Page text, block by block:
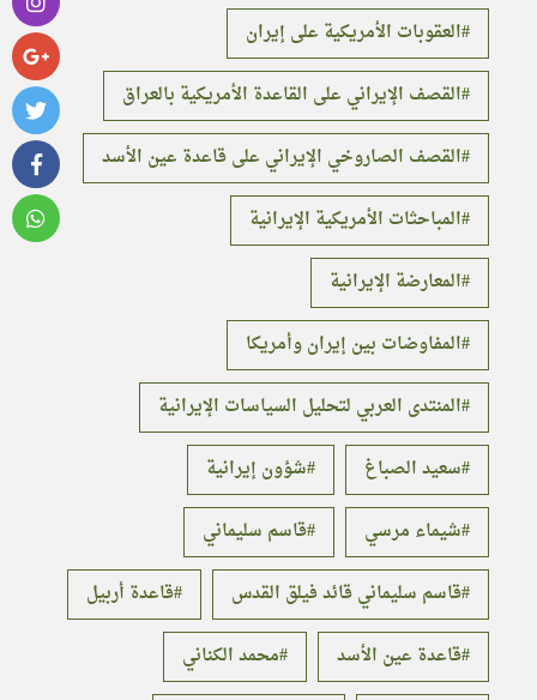
العقوبات الأمريكية على إيران
القصف الإيراني على القاعدة الأمريكية بالعراق
القصف الصاروخي الإيراني على قاعدة عين الأسد
المباحثات الأمريكية الإيرانية
المعارضة الإيرانية
المفاوضات بين إيران وأمريكا
المنتدى العربي لتحليل السياسات الإيرانية
سعيد الصباغ
شؤون إيرانية
شيماء مرسي
قاسم سليماني
قاسم سليماني قائد فيلق القدس
قاعدة أربيل
قاعدة عين الأسد
محمد الكناني